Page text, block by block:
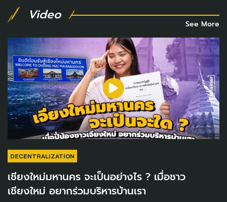
Video
See More
DECENTRALIZATION
เชียงใหม่มหานคร จะเป็นอย่างไร ? เมื่อชาว
เชียงใหม่ อยากร่วมบริหารบ้านเรา